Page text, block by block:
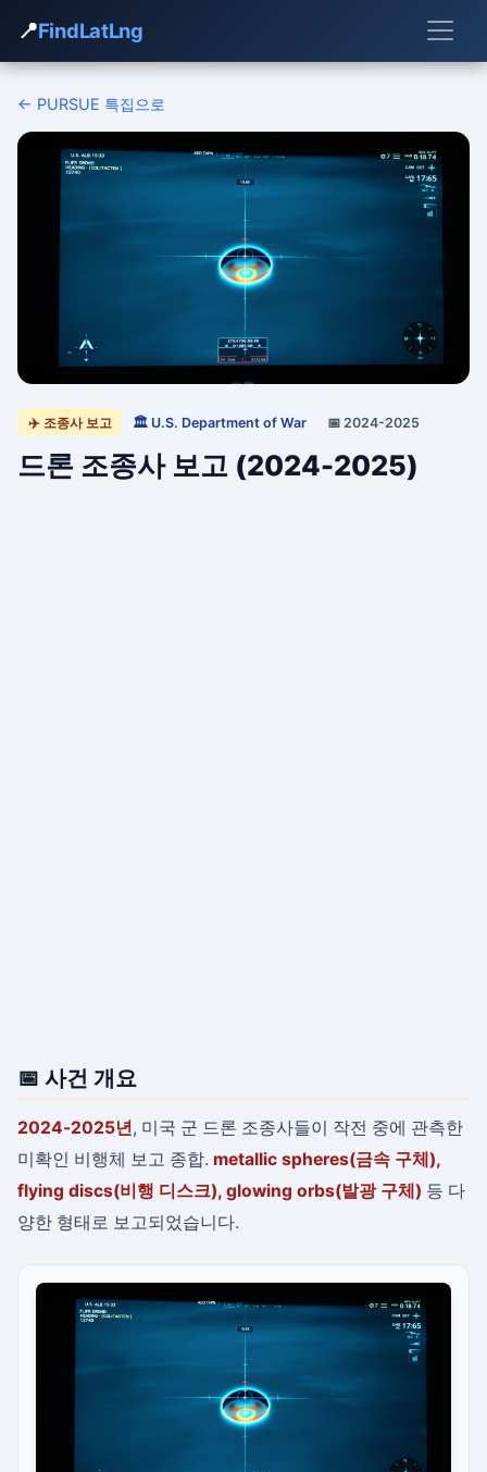
📍FindLatLng
← PURSUE 특집으로
✈️ 조종사 보고 🏛 U.S. Department of War 📅 2024-2025
드론 조종사 보고 (2024-2025)
📅 사건 개요
2024-2025년, 미국 군 드론 조종사들이 작전 중에 관측한
미확인 비행체 보고 종합. metallic spheres(금속 구체),
flying discs(비행 디스크), glowing orbs(발광 구체) 등 다
양한 형태로 보고되었습니다.